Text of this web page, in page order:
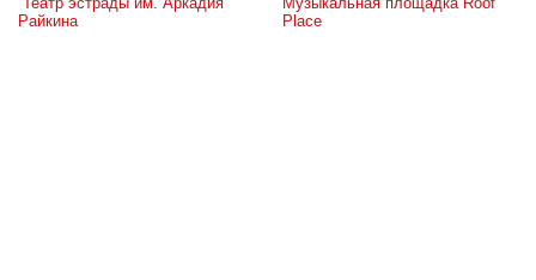
Райкина
Place